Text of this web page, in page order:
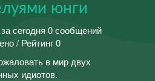
юнги
сегодня 0 сообщений
/ Рейтинг 0
в мир двух
идиотов.